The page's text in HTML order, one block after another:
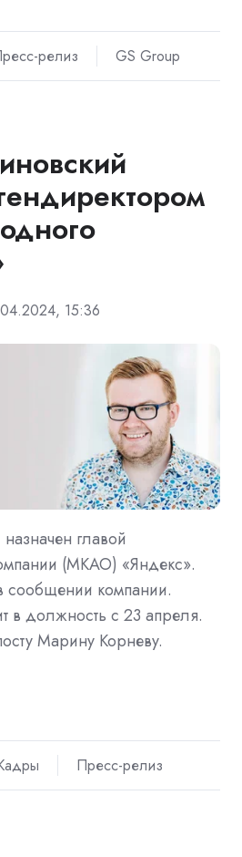
релиз GS Group
15:36
главой
(МКАО) «Яндекс».
сообщении компании.
в должность с 23 апреля.
Марину Корневу.
Пресс-релиз